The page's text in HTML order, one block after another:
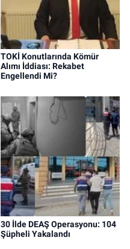
TOKİ Konutlarında Kömür
Alımı İddiası: Rekabet
Engellendi Mi?
30 İlde DEAŞ Operasyonu: 104
Şüpheli Yakalandı